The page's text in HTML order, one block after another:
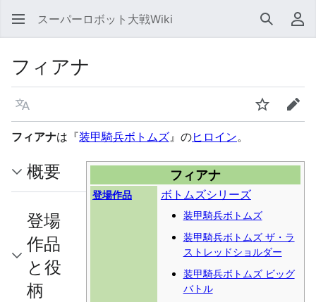
スーパーロボット大戦Wiki 検索 利
フィアナ
言語 ウォッチ編集
フィアナは『装甲騎兵ボトムズ』のヒロイン。
フィアナ
登場作品 ボトムズシリーズ
装甲騎兵ボトムズ
装甲騎兵ボトムズ ザ・ラ
ストレッドショルダー
装甲騎兵ボトムズ ビッグ
バトル
概要
登場
作品
と役
柄